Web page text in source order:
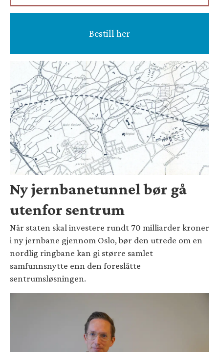
Bestill her
Ny jernbanetunnel bør gå
utenfor sentrum
Når staten skal investere rundt 70 milliarder kroner
i ny jernbane gjennom Oslo, bør den utrede om en
nordlig ringbane kan gi større samlet
samfunnsnytte enn den foreslåtte
sentrumsløsningen.